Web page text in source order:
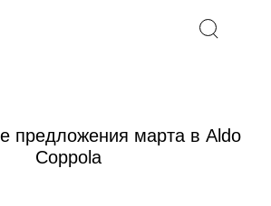
предложения марта в Aldo
Coppola